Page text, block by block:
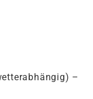
–